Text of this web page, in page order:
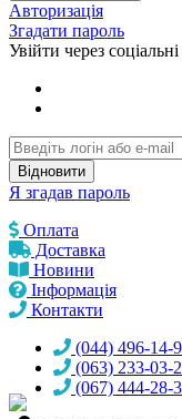
Авторизація
Згадати пароль
Увійти через
Відновити
Я згадав пароль
Оплата
Доставка
Новини
Інформація
Контакти
(044) 496-14-
(063) 233-03-
(067) 444-28-